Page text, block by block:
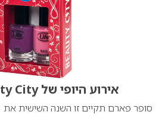
אירוע היופי של Beauty City חוזר